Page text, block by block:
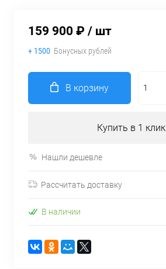
159 900 ₽ / шт
+ 1500 Бонусных рублей
В корзину
Купить в 1 клик
Нашли дешевле
Рассчитать доставку
В наличии